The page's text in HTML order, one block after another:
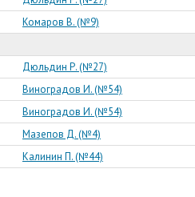
Комаров В. (№9)
Дюльдин Р. (№27)
Виноградов И. (№54)
Виноградов И. (№54)
Мазепов Д. (№4)
Калинин П. (№44)